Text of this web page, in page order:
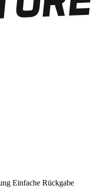
Einfache Rückgabe